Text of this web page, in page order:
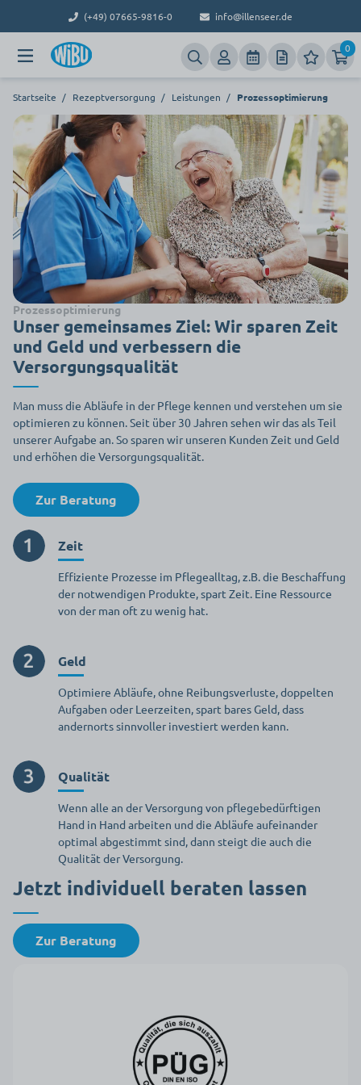
(+49) 07665-9816-0 info@illenseer.de
0
Startseite / Rezeptversorgung / Leistungen / Prozessoptimierung
Prozessoptimierung
Unser gemeinsames Ziel: Wir sparen Zeit
und Geld und verbessern die
Versorgungsqualität
Man muss die Abläufe in der Pflege kennen und verstehen um sie
optimieren zu können. Seit über 30 Jahren sehen wir das als Teil
unserer Aufgabe an. So sparen wir unseren Kunden Zeit und Geld
und erhöhen die Versorgungsqualität.
Zur Beratung
Zeit
Effiziente Prozesse im Pflegealltag, z.B. die Beschaffung
der notwendigen Produkte, spart Zeit. Eine Ressource
von der man oft zu wenig hat.
Geld
Optimiere Abläufe, ohne Reibungsverluste, doppelten
Aufgaben oder Leerzeiten, spart bares Geld, dass
andernorts sinnvoller investiert werden kann.
Qualität
Wenn alle an der Versorgung von pflegebedürftigen
Hand in Hand arbeiten und die Abläufe aufeinander
optimal abgestimmt sind, dann steigt die auch die
Qualität der Versorgung.
Jetzt individuell beraten lassen
Zur Beratung